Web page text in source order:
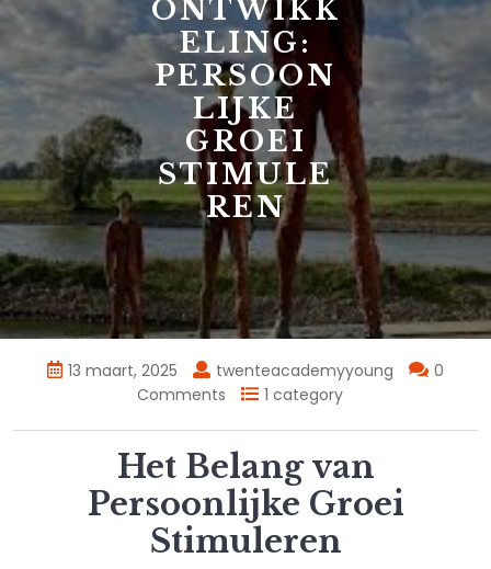
ONTWIKK
ELING:
PERSOON
LIJKE
GROEI
STIMULE
REN
13 maart, 2025 twenteacademyyoung
0
Comments
1 category
Het Belang van
Persoonlijke Groei
Stimuleren